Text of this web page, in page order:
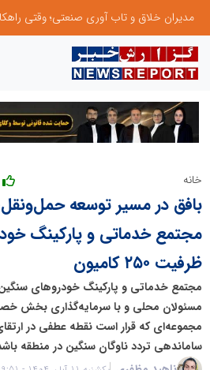
خانه
بافق در مسیر توسعه
مجتمع خدماتی و پارکینگ
ظرفیت ۲۵۰ کامیون
مجتمع خدماتی و پارکینگ خودروهای
مسئولان محلی و با سرمایه‌گذاری بخش
مجموعه‌ای که قرار است نقطه عطفی در
ساماندهی تردد ناوگان سنگین در منطقه